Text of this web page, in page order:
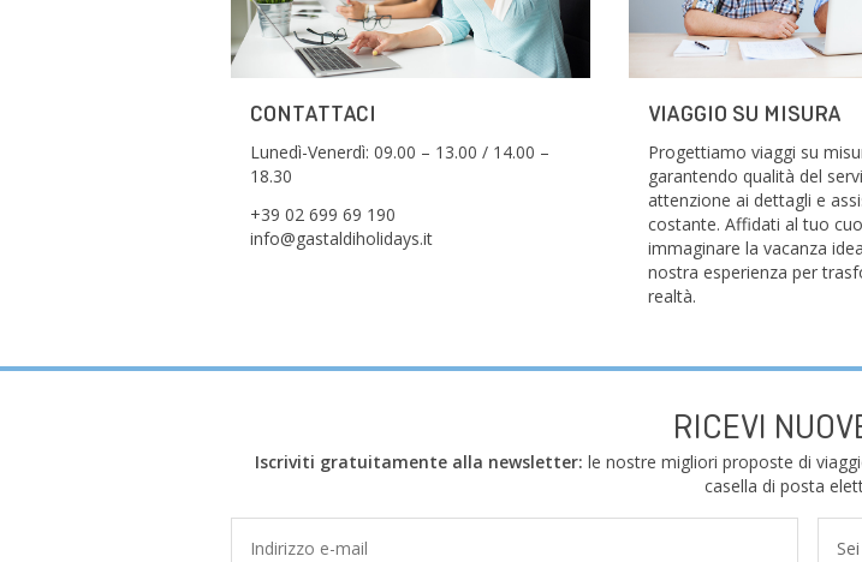
CONTATTACI
Lunedì-Venerdì: 09.00 – 13.00 / 14.00 –
18.30
+39 02 699 69 190
info@gastaldiholidays.it
VIAGGIO SU MISURA
Progettiamo viaggi su
garantendo qualità del
attenzione ai dettagli e
costante. Affidati al tuo
immaginare la vacanza
nostra esperienza per
realtà.
RICEVI
Iscriviti gratuitamente alla newsletter: le nostre migliori proposte di
casella di posta